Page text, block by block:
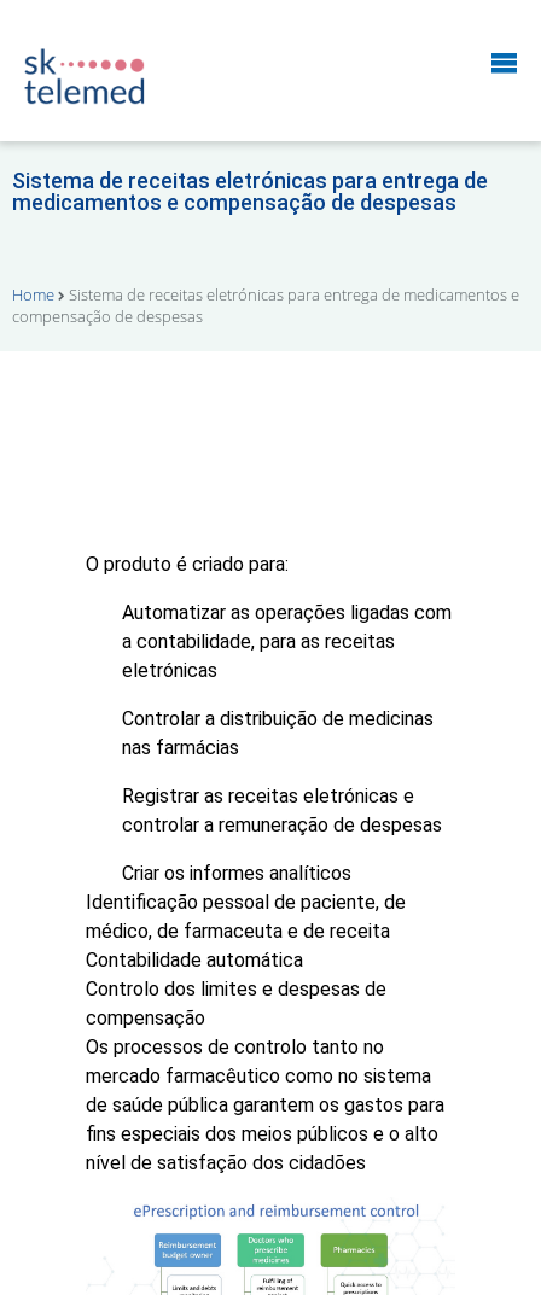
Sistema de receitas eletrónicas para entrega de
medicamentos e compensação de despesas
Home
Sistema de receitas eletrónicas para entrega de medicamentos e
compensação de despesas
O produto é criado para:
Automatizar as operações ligadas com
a contabilidade, para as receitas
eletrónicas
Controlar a distribuição de medicinas
nas farmácias
Registrar as receitas eletrónicas e
controlar a remuneração de despesas
Criar os informes analíticos
Identificação pessoal de paciente, de
médico, de farmaceuta e de receita
Contabilidade automática
Controlo dos limites e despesas de
compensação
Os processos de controlo tanto no
mercado farmacêutico como no sistema
de saúde pública garantem os gastos para
fins especiais dos meios públicos e o alto
nível de satisfação dos cidadões